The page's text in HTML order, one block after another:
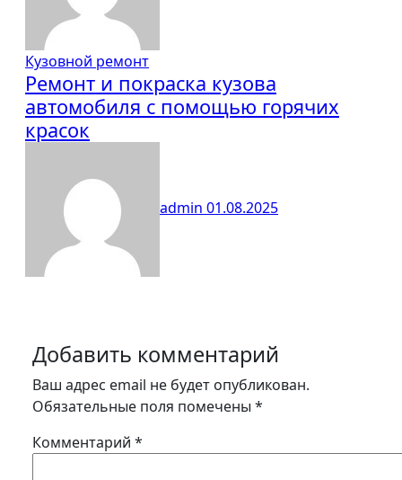
Кузовной ремонт
Ремонт и покраска кузова
автомобиля с помощью горячих
красок
admin 01.08.2025
Добавить комментарий
Ваш адрес email не будет опубликован.
Обязательные поля помечены *
Комментарий *